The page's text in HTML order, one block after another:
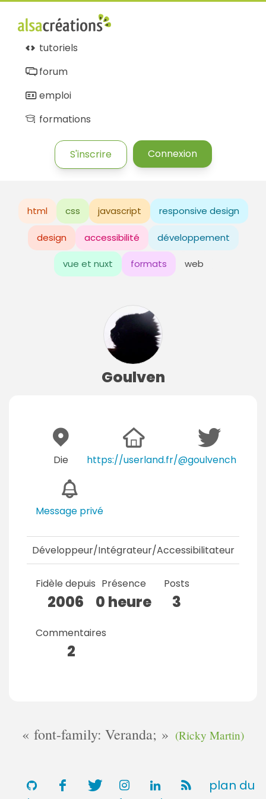
tutoriels
forum
emploi
formations
S'inscrire Connexion
html css javascript responsive design
design accessibilité développement
vue et nuxt formats web
Goulven
Die https://userland.fr/@goulvench
Message privé
Développeur/Intégrateur/Accessibilitateur
Fidèle depuis
2006
Présence
0 heure
Posts
3
Commentaires
2
font-family: Veranda; (Ricky Martin)
plan du